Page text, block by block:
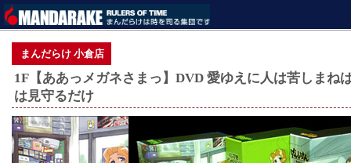
まんだらけ 小倉店
1F【ああっメガネさまっ】DVD 愛ゆえに人は苦しま
は見守るだけ